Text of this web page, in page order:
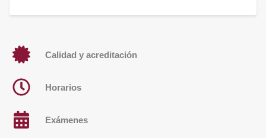
Calidad y acreditación
Horarios
Exámenes